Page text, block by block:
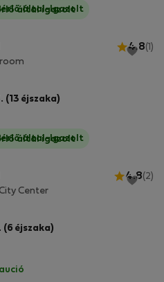
által-Igazolt
4.8(1)
(13 éjszaka)
által-Igazolt
4.8(2)
Center
(6 éjszaka)